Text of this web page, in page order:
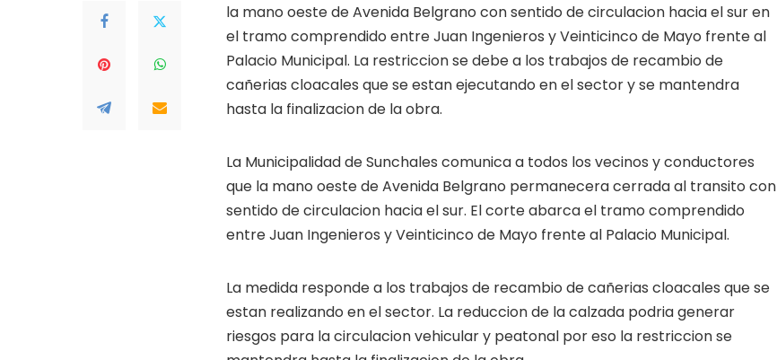
la mano oeste de Avenida Belgrano con sentido de circulacion hacia el sur en
el tramo comprendido entre Juan Ingenieros y Veinticinco de Mayo frente al
Palacio Municipal. La restriccion se debe a los trabajos de recambio de
cañerias cloacales que se estan ejecutando en el sector y se mantendra
hasta la finalizacion de la obra.
La Municipalidad de Sunchales comunica a todos los vecinos y conductores
que la mano oeste de Avenida Belgrano permanecera cerrada al transito con
sentido de circulacion hacia el sur. El corte abarca el tramo comprendido
entre Juan Ingenieros y Veinticinco de Mayo frente al Palacio Municipal.
La medida responde a los trabajos de recambio de cañerias cloacales que se
estan realizando en el sector. La reduccion de la calzada podria generar
riesgos para la circulacion vehicular y peatonal por eso la restriccion se